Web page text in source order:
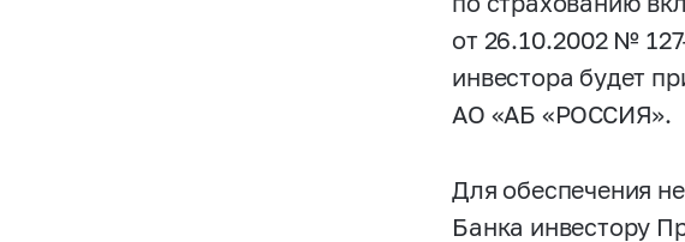
от 26.10.2002 №
инвестора будет
АО «АБ «РОССИЯ».
Для обеспечения
Банка инвестору